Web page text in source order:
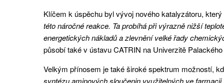
Klíčem k úspěchu byl vývoj nového katalyzátoru,
této náročné reakce. Ta probíhá při výrazně nižší
energetických nákladů a zlevnění velké řady
působí také v ústavu CATRIN na Univerzitě
Velkým přínosem je také široké spektrum možností,
syntézu aminových sloučenin využitelných ve